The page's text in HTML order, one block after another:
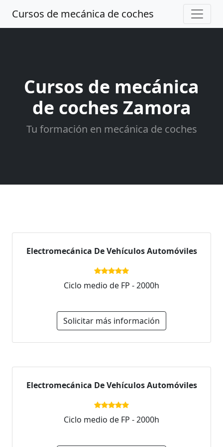
Cursos de mecánica de coches
Cursos de mecánica
de coches Zamora
Tu formación en mecánica de coches
Electromecánica De Vehículos Automóviles
Ciclo medio de FP - 2000h
Solicitar más información
Electromecánica De Vehículos Automóviles
Ciclo medio de FP - 2000h